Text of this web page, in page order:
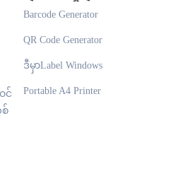
င်
Barcode Generator
QR Code Generator
ဒီမှာLabel Windows
Portable A4 Printer